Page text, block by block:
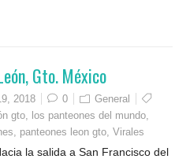
Gto. México
2018 0
General
gto los panteones del mundo
panteones leon gto ,Virales
la salida a San Francisco del